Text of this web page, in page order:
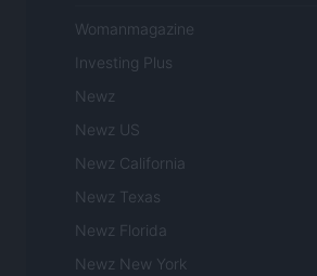
Womanmagazine
Investing Plus
Newz
Newz US
Newz California
Newz Texas
Newz Florida
Newz New York